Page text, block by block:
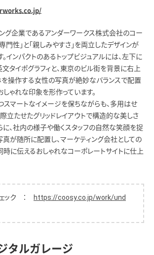
グ企業であるアンダーワークス株式会社のコー
門性」と「親しみやすさ」を両立したデザインが
。インパクトのあるトップビジュアルには、左下に
タイポグラフィと、東京のビル街を背景に右上
操作する女性の写真が絶妙なバランスで配置
しゃれな印象を形作っています。
スマートなイメージを保ちながらも、多用はせ
際立たせたグリッドレイアウトで構造的な美しさ
に、社内の様子や働くスタッフの自然な笑顔を捉
が随所に配置し、マーケティング会社としての
に伝えるおしゃれなコーポレートサイトに仕上
ック ：
https://coosy.co.jp/work/und
タルガレージ